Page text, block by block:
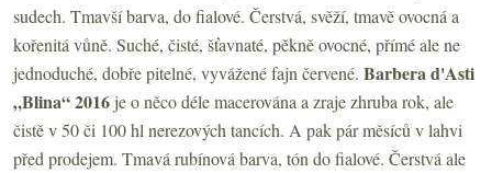
sudech. Tmavší barva, do fialové. Čerstvá, svěží, tmavě ovocná a
kořenitá vůně. Suché, čisté, šťavnaté, pěkně ovocné, přímé ale ne
jednoduché, dobře pitelné, vyvážené fajn červené. Barbera d'Asti
„Blina“ 2016 je o něco déle macerována a zraje zhruba rok, ale
čistě v 50 či 100 hl nerezových tancích. A pak pár měsíců v lahvi
před prodejem. Tmavá rubínová barva, tón do fialové. Čerstvá ale